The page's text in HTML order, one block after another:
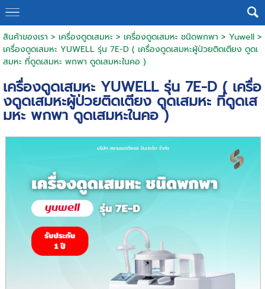
สินค้าของเรา > เครื่องดูดเสมหะ > เครื่องดูดเสมหะ ชนิดพกพา > Yuwell>
เครื่องดูดเสมหะ YUWELL รุ่น 7E-D ( เครื่องดูดเสมหะผู้ป่วยติดเตียง ดูดเ
สมหะ ที่ดูดเสมหะ พกพา ดูดเสมหะในคอ )
เครื่องดูดเสมหะ YUWELL รุ่น 7E-D ( เครื่อ
งดูดเสมหะผู้ป่วยติดเตียง ดูดเสมหะ ที่ดูดเส
มหะ พกพา ดูดเสมหะในคอ )